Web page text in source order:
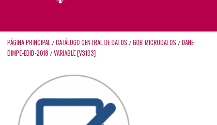
PÁGINA PRINCIPAL / CATÁLOGO CENTRAL DE DATOS / GOB-MICRODATOS / DANE-
DIMPE-EDID-2018 / VARIABLE [V3193]